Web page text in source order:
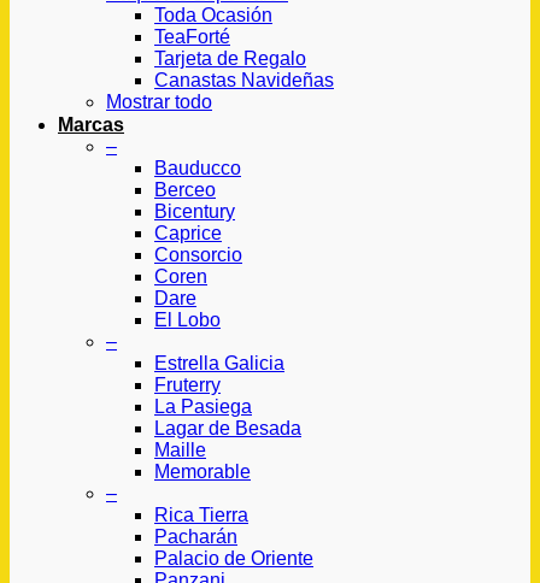
Toda Ocasión
TeaForté
Tarjeta de Regalo
Canastas Navideñas
Mostrar todo
Marcas
–
Bauducco
Berceo
Bicentury
Caprice
Consorcio
Coren
Dare
El Lobo
–
Estrella Galicia
Fruterry
La Pasiega
Lagar de Besada
Maille
Memorable
–
Rica Tierra
Pacharán
Palacio de Oriente